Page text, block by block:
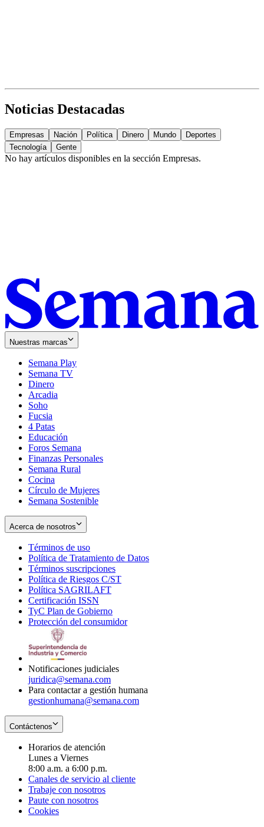
Noticias Destacadas
Empresas Nación Política Dinero Mundo
Deportes
Tecnología
Gente
No hay artículos disponibles en la sección Empresas.
Nuestras marcas
Semana Play
Semana TV
Dinero
Arcadia
Soho
in
new
window
Fucsia
in
new
window
4 Patas
Educación
Foros Semana
Finanzas Personales
Semana Rural
Cocina
Círculo de Mujeres
Semana Sostenible
Acerca de nosotros
Términos de uso
in
new
window
Política de Tratamiento de Datos
Términos suscripciones
in
Política de Riesgos C/ST
Política SAGRILAFT
new
window
Certificación ISSN
in
new
TyC Plan de Gobierno
in
Protección del consumidorOpens
Notificaciones judiciales
juridica@semana.com
Para contactar a gestión humana
gestionhumana@semana.com
Contáctenos
Horarios de atención
Lunes a Viernes
8:00 a.m. a 6:00 p.m.
Canales de servicio al cliente
Trabaje con nosotros
Paute con nosotros
Cookies